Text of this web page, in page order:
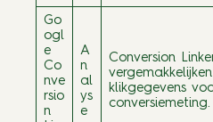
Go
ogl
e
Co
nve
rsio
n
A
n
al
ys
e
Conversion
klikgegevens
conversiemeting.